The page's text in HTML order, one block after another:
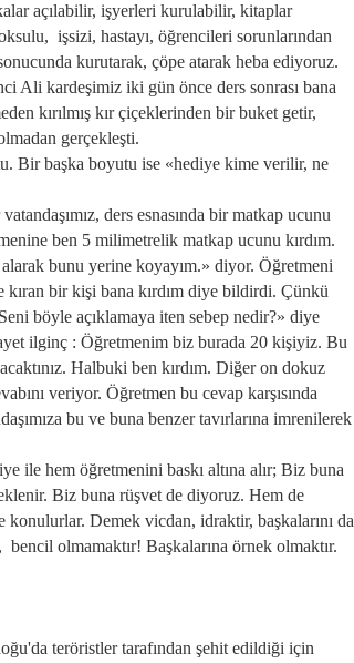
açılabilir, işyerleri kurulabilir, kitaplar
işsizi, hastayı, öğrencileri sorunlarından
kurutarak, çöpe atarak heba ediyoruz.
Ali kardeşimiz iki gün önce ders sonrası bana
kırılmış kır çiçeklerinden bir buket getir,
gerçekleşti.
Bir başka boyutu ise «hediye kime verilir, ne
ders esnasında bir matkap ucunu
ben 5 milimetrelik matkap ucunu kırdım.
bunu yerine koyayım.» diyor. Öğretmeni
kıran bir kişi bana kırdım diye bildirdi. Çünkü
böyle açıklamaya iten sebep nedir?» diye
ilginç : Öğretmenim biz burada 20 kişiyiz. Bu
Halbuki ben kırdım. Diğer on dokuz
veriyor. Öğretmen bu cevap karşısında
bu ve buna benzer tavırlarına imrenilerek
ile hem öğretmenini baskı altına alır; Biz buna
Biz buna rüşvet de diyoruz. Hem de
konulurlar. Demek vicdan, idraktir, başkalarını da
olmamaktır! Başkalarına örnek olmaktır.
teröristler tarafından şehit edildiği için